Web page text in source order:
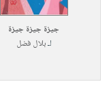
جيزة جيزة جيزة
لـبلال فضل